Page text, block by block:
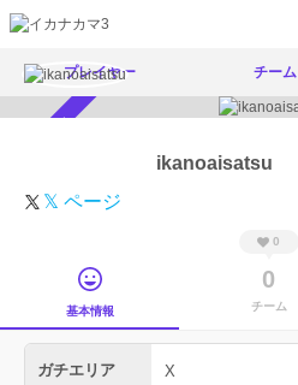
プレイヤー チーム
ikanoaisatsu
𝕏 ページ
基本情報
0
0
チーム
ガチエリア X